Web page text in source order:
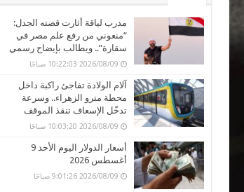
مدرب لياقة أثارت قصته الجدل:
“منعوني من رفع علم مصر في
سقارة”.. ويطالب بإيضاح رسمي
2026/08/09 10:22:03 صباحًا
آلام الولادة تفاجئ راكبة داخل
محطة مترو الزهراء.. وسرعة
تدخّل الإسعاف تنقذ الموقف
2026/08/09 10:03:20 صباحًا
أسعار الدولار اليوم الأحد 9
أغسطس 2026
2026/08/09 9:01:26 صباحًا